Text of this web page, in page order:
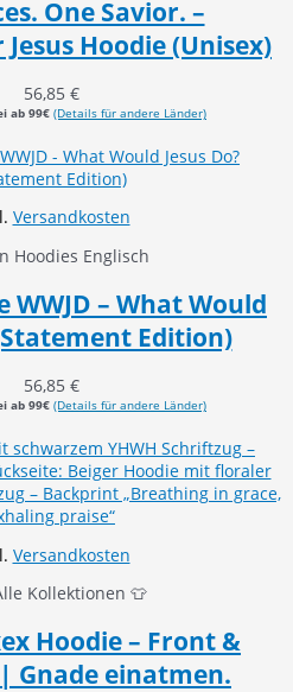
One Savior. –
Hoodie (Unisex)
56,85 €
ab 99€ (Details für andere Länder)
Versandkosten
Hoodies Englisch
WWJD – What Would
Edition)
56,85 €
ab 99€ (Details für andere Länder)
Versandkosten
Kollektionen 👕
Hoodie – Front &
Gnade einatmen.